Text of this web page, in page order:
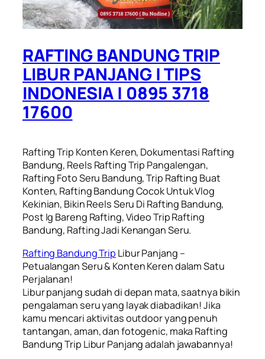
RAFTING BANDUNG TRIP
LIBUR PANJANG | TIPS
INDONESIA | 0895 3718
17600
Rafting Trip Konten Keren, Dokumentasi Rafting
Bandung, Reels Rafting Trip Pangalengan,
Rafting Foto Seru Bandung, Trip Rafting Buat
Konten, Rafting Bandung Cocok Untuk Vlog
Kekinian, Bikin Reels Seru Di Rafting Bandung,
Post Ig Bareng Rafting, Video Trip Rafting
Bandung, Rafting Jadi Kenangan Seru.
Rafting Bandung Trip Libur Panjang –
Petualangan Seru & Konten Keren dalam Satu
Perjalanan!
Libur panjang sudah di depan mata, saatnya bikin
pengalaman seru yang layak diabadikan! Jika
kamu mencari aktivitas outdoor yang penuh
tantangan, aman, dan fotogenic, maka Rafting
Bandung Trip Libur Panjang adalah jawabannya!